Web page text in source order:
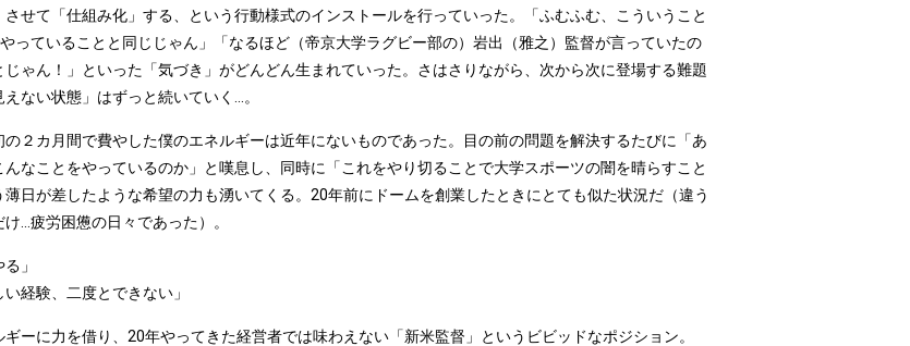
させて「仕組み化」する、という行動様式のインストールを行っていった。「ふむふむ、こういうこと
っていることと同じじゃん」「なるほど（帝京大学ラグビー部の）岩出（雅之）監督が言っていたの
じゃん！」といった「気づき」がどんどん生まれていった。さはさりながら、次から次に登場する難題
ない状態」はずっと続いていく...。
の２カ月間で費やした僕のエネルギーは近年にないものであった。目の前の問題を解決するたびに「あ
んなことをやっているのか」と嘆息し、同時に「これをやり切ることで大学スポーツの闇を晴らすこと
日が差したような希望の力も湧いてくる。20年前にドームを創業したときにとても似た状況だ（違う
...疲労困憊の日々であった）。
」
い経験、二度とできない」
ーに力を借り、20年やってきた経営者では味わえない「新米監督」というビビッドなポジション。